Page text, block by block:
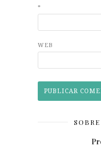
*
WEB